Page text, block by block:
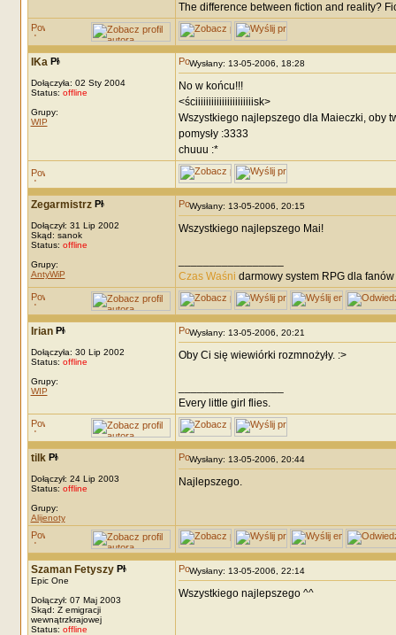
The difference between fiction and reality?
IKa
Dołączyła: 02 Sty 2004
Status: offline
Grupy:
WIP
Wysłany: 13-05-2006, 18:28
No w końcu!!!
<ściiiiiiiiiiiiiiiiiiiiiisk>
Wszystkiego najlepszego dla Maieczki, oby
pomysły :3333
chuuu :*
Zegarmistrz
Dołączył: 31 Lip 2002
Skąd: sanok
Status: offline
Grupy:
AntyWiP
Wysłany: 13-05-2006, 20:15
Wszystkiego najlepszego Mai!
Czas Waśni darmowy system RPG dla
Irian
Dołączyła: 30 Lip 2002
Status: offline
Grupy:
WIP
Wysłany: 13-05-2006, 20:21
Oby Ci się wiewiórki rozmnożyły. :>
Every little girl flies.
tilk
Dołączył: 24 Lip 2003
Status: offline
Grupy:
Alijenoty
Wysłany: 13-05-2006, 20:44
Najlepszego.
Szaman Fetyszy
Epic One
Dołączył: 07 Maj 2003
Skąd: Z emigracji
wewnątrzkrajowej
Status: offline
Wysłany: 13-05-2006, 22:14
Wszystkiego najlepszego ^^